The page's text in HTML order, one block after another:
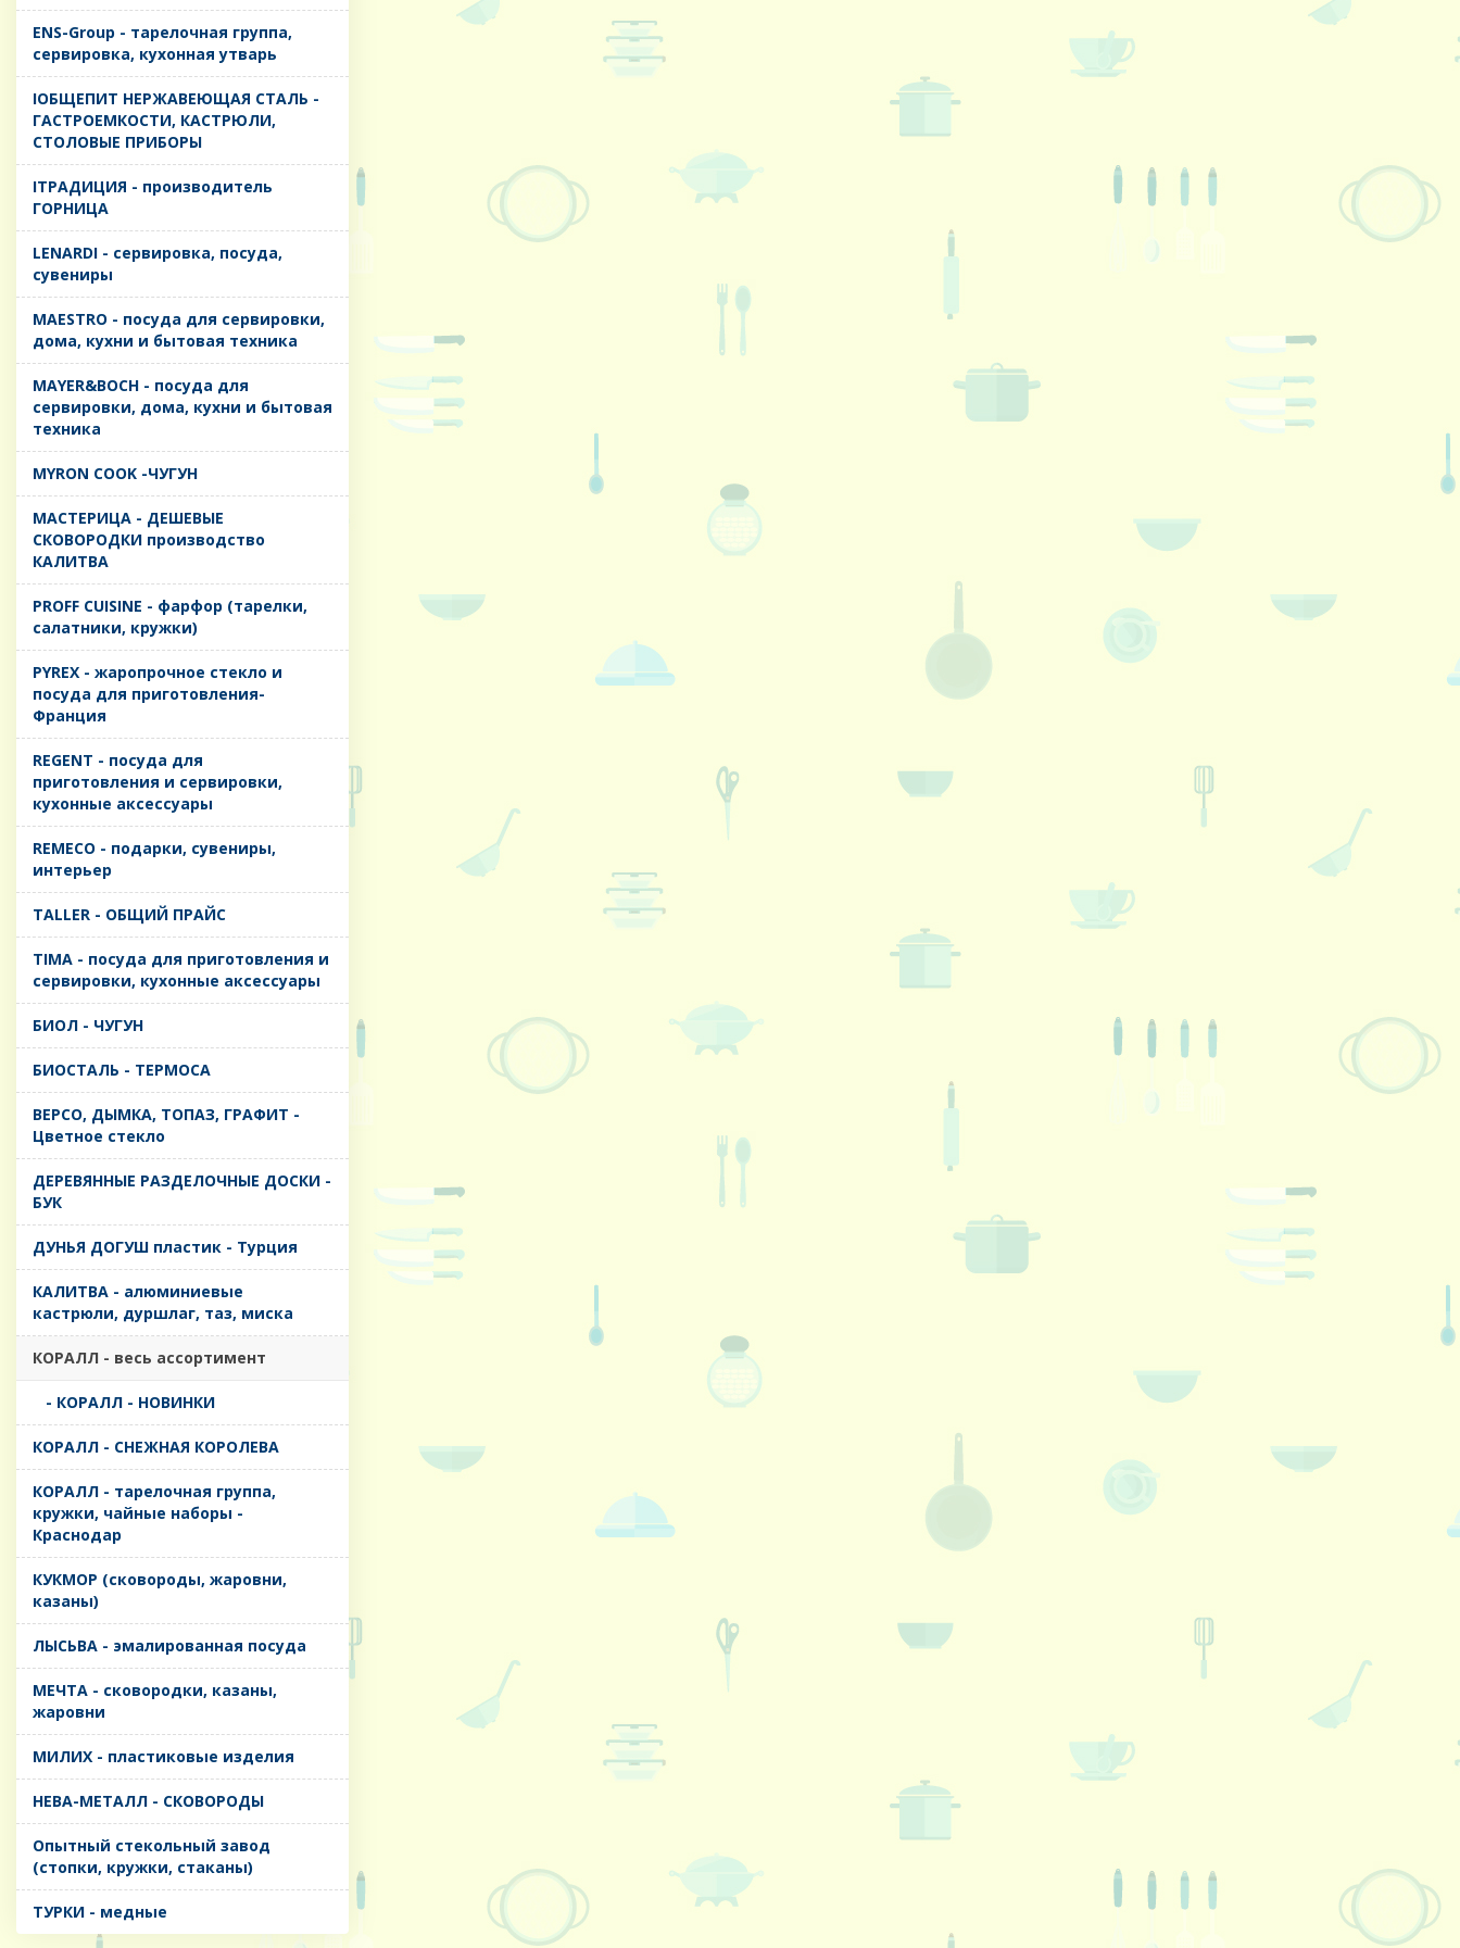
ENS-Group - тарелочная группа,
сервировка, кухонная утварь
IОБЩЕПИТ НЕРЖАВЕЮЩАЯ СТАЛЬ -
ГАСТРОЕМКОСТИ, КАСТРЮЛИ,
СТОЛОВЫЕ ПРИБОРЫ
IТРАДИЦИЯ - производитель
ГОРНИЦА
LENARDI - сервировка, посуда,
сувениры
MAESTRO - посуда для сервировки,
дома, кухни и бытовая техника
MAYER&BOCH - посуда для
сервировки, дома, кухни и бытовая
техника
MYRON COOK -ЧУГУН
MАСТЕРИЦА - ДЕШЕВЫЕ
СКОВОРОДКИ производство
КАЛИТВА
PROFF CUISINE - фарфор (тарелки,
салатники, кружки)
PYREX - жаропрочное стекло и
посуда для приготовления-
Франция
REGENT - посуда для
приготовления и сервировки,
кухонные аксессуары
REMECO - подарки, сувениры,
интерьер
TALLER - ОБЩИЙ ПРАЙС
TIMA - посуда для приготовления и
сервировки, кухонные аксессуары
БИОЛ - ЧУГУН
БИОСТАЛЬ - ТЕРМОСА
ВЕРСО, ДЫМКА, ТОПАЗ, ГРАФИТ -
Цветное стекло
ДЕРЕВЯННЫЕ РАЗДЕЛОЧНЫЕ ДОСКИ -
БУК
ДУНЬЯ ДОГУШ пластик - Турция
КАЛИТВА - алюминиевые
кастрюли, дуршлаг, таз, миска
КОРАЛЛ - весь ассортимент
- КОРАЛЛ - НОВИНКИ
КОРАЛЛ - СНЕЖНАЯ КОРОЛЕВА
КОРАЛЛ - тарелочная группа,
кружки, чайные наборы -
Краснодар
КУКМОР (сковороды, жаровни,
казаны)
ЛЫСЬВА - эмалированная посуда
МЕЧТА - сковородки, казаны,
жаровни
МИЛИХ - пластиковые изделия
НЕВА-МЕТАЛЛ - СКОВОРОДЫ
Опытный стекольный завод
(стопки, кружки, стаканы)
ТУРКИ - медные